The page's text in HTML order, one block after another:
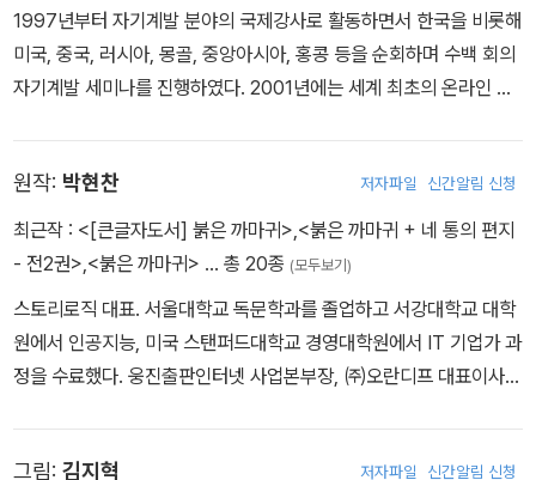
1997년부터 자기계발 분야의 국제강사로 활동하면서 한국을 비롯해
미국, 중국, 러시아, 몽골, 중앙아시아, 홍콩 등을 순회하며 수백 회의
자기계발 세미나를 진행하였다. 2001년에는 세계 최초의 온라인 셀
장으로 일하며 다음 세대를 바로 세우는 일에 매진하고 있다.
원작: 박현찬 저자파일 신간알림 신청
최근작 : <[큰글자도서] 붉은 까마귀> <붉은 까마귀 + 네 통의 편지
- 전2권> <붉은 까마귀> … 총 20종 (모두보기)
스토리로직 대표. 서울대학교 독문학과를 졸업하고 서강대학교 대학
원에서 인공지능, 미국 스탠퍼드대학교 경영대학원에서 IT 기업가 과
정을 수료했다. 웅진출판인터넷 사업본부장, ㈜오란디프 대표이사를
그림: 김지혁 저자파일 신간알림 신청